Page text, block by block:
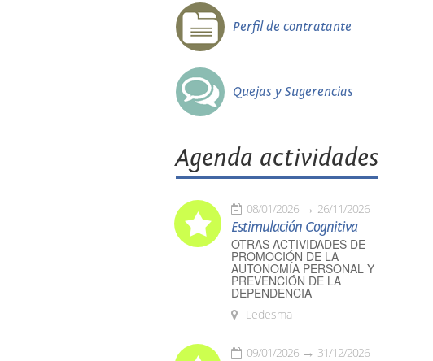
Perfil de contratante
Quejas y Sugerencias
Agenda actividades
08/01/2026 26/11/2026
Estimulación Cognitiva
OTRAS ACTIVIDADES DE
PROMOCIÓN DE LA
AUTONOMÍA PERSONAL Y
PREVENCIÓN DE LA
DEPENDENCIA
Ledesma
09/01/2026 31/12/2026